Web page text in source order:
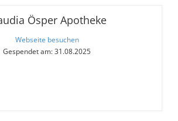
Ösper Apotheke
Webseite besuchen
Gespendet am: 31.08.2025